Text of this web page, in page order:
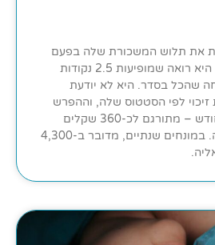
בודקת את תלוש המשכורת שלה בפעם
הראשונה אחרי שנים. היא רואה שמופיעות 2.5 נקודות
שהכל בסדר. היא לא יודעת
לה 4 נקודות זיכוי לפי הסטטוס שלה, וההפרש
הזה – 1.5 נקודות לחודש – מתורגם לכ-360 שקלים
בחודש שהיא מפסידה. במונחים שנתיים, מדובר ב-4,300